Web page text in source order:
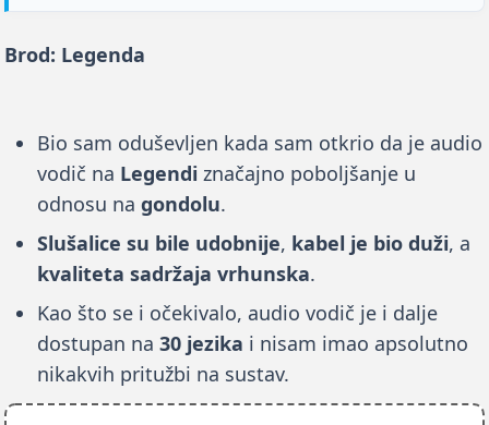
Brod: Legenda
Bio sam oduševljen kada sam otkrio da je audio
vodič na Legendi značajno poboljšanje u
odnosu nagondolu.
Slušalice su bile udobnije, kabel je bio duži, a
kvaliteta sadržaja vrhunska.
Kao što se i očekivalo, audio vodič je i dalje
dostupan na30 jezika i nisam imao apsolutno
nikakvih pritužbi na sustav.